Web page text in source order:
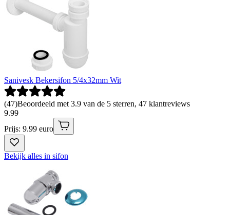
Sanivesk Bekersifon 5/4x32mm Wit
(47)Beoordeeld met 3.9 van de 5 sterren, 47 klantreviews
9.99
Prijs: 9.99 euro
Bekijk alles in sifon